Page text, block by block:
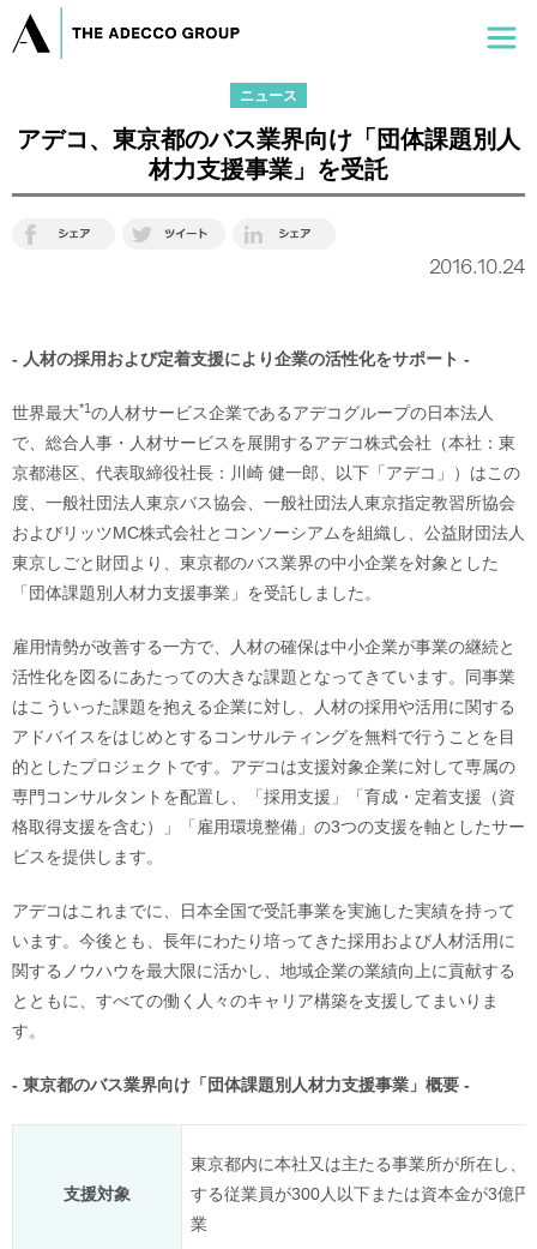
ニュース
アデコ、東京都のバス業界向け「団体課題別人
材力支援事業」を受託
2016.10.24
- 人材の採用および定着支援により企業の活性化をサポート -
世界最大*1の人材サービス企業であるアデコグループの日本法人
で、総合人事・人材サービスを展開するアデコ株式会社（本社：東
京都港区、代表取締役社長：川崎 健一郎、以下「アデコ」）はこの
度、一般社団法人東京バス協会、一般社団法人東京指定教習所協会
およびリッツMC株式会社とコンソーシアムを組織し、公益財団法人
東京しごと財団より、東京都のバス業界の中小企業を対象とした
「団体課題別人材力支援事業」を受託しました。
雇用情勢が改善する一方で、人材の確保は中小企業が事業の継続と
活性化を図るにあたっての大きな課題となってきています。同事業
はこういった課題を抱える企業に対し、人材の採用や活用に関する
アドバイスをはじめとするコンサルティングを無料で行うことを目
的としたプロジェクトです。アデコは支援対象企業に対して専属の
専門コンサルタントを配置し、「採用支援」「育成・定着支援（資
格取得支援を含む）」「雇用環境整備」の3つの支援を軸としたサー
ビスを提供します。
アデコはこれまでに、日本全国で受託事業を実施した実績を持って
います。今後とも、長年にわたり培ってきた採用および人材活用に
関するノウハウを最大限に活かし、地域企業の業績向上に貢献する
とともに、すべての働く人々のキャリア構築を支援してまいりま
す。
- 東京都のバス業界向け「団体課題別人材力支援事業」概要 -
支援対象
東京都内に本社又は主たる事業所が所在し、
する従業員が300人以下または資本金が3億円
業